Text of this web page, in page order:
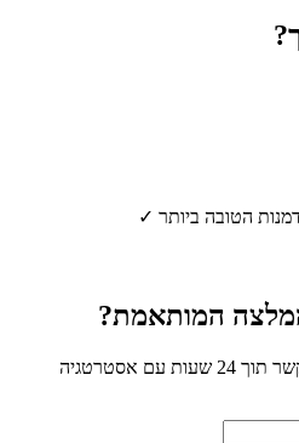
הטובה ביותר ✓
המותאמת?
אחד מהיועצים שלנו יצור איתך קשר תוך 24 שעות עם אסטרטגיה